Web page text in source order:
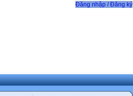
Đăng nhập / Đăng ký